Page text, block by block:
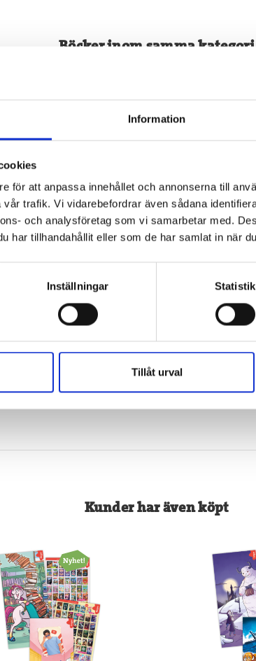
Information
för att anpassa innehållet och annonserna till
trafik. Vi vidarebefordrar även sådana
och analysföretag som vi samarbetar med.
har tillhandahållit eller som de har samlat in när
Inställningar Statistik
Tillåt urval
Böcker inom samma kategori
0 kr
Köp
Visa Alla
Kunder har även köpt